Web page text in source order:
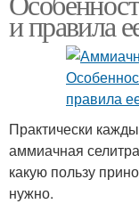
и правила
Практически
аммиачная
какую пользу
нужно.